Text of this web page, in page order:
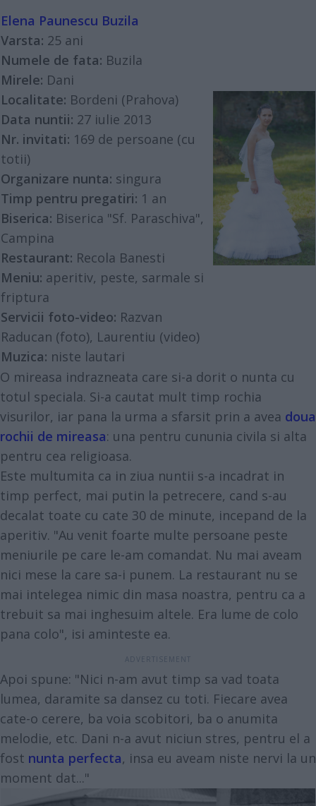
Elena Paunescu Buzila
Varsta: 25 ani
Numele de fata: Buzila
Mirele: Dani
Localitate: Bordeni (Prahova)
Data nuntii: 27 iulie 2013
Nr. invitati: 169 de persoane (cu
totii)
Organizare nunta: singura
Timp pentru pregatiri: 1 an
Biserica: Biserica "Sf. Paraschiva",
Campina
Restaurant: Recola Banesti
Meniu: aperitiv, peste, sarmale si
friptura
Servicii foto-video: Razvan
Raducan (foto), Laurentiu (video)
Muzica: niste lautari
O mireasa indrazneata care si-a dorit o nunta cu
totul speciala. Si-a cautat mult timp rochia
visurilor, iar pana la urma a sfarsit prin a avea doua
rochii de mireasa: una pentru cununia civila si alta
pentru cea religioasa.
Este multumita ca in ziua nuntii s-a incadrat in
timp perfect, mai putin la petrecere, cand s-au
decalat toate cu cate 30 de minute, incepand de la
aperitiv. "Au venit foarte multe persoane peste
meniurile pe care le-am comandat. Nu mai aveam
nici mese la care sa-i punem. La restaurant nu se
mai intelegea nimic din masa noastra, pentru ca a
trebuit sa mai inghesuim altele. Era lume de colo
pana colo", isi aminteste ea.
Apoi spune: "Nici n-am avut timp sa vad toata
lumea, daramite sa dansez cu toti. Fiecare avea
cate-o cerere, ba voia scobitori, ba o anumita
melodie, etc. Dani n-a avut niciun stres, pentru el a
fost nunta perfecta, insa eu aveam niste nervi la un
moment dat..."